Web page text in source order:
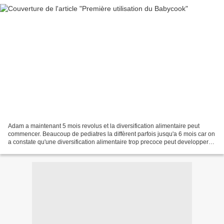
Adam a maintenant 5 mois revolus et la diversification alimentaire peut
commencer. Beaucoup de pediatres la diffèrent parfois jusqu'a 6 mois car on
a constate qu'une diversification alimentaire trop precoce peut developper